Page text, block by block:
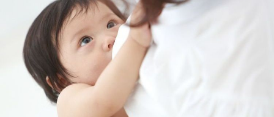
ゆるむ
SitakkeTV
LOCAL ローカルエリア